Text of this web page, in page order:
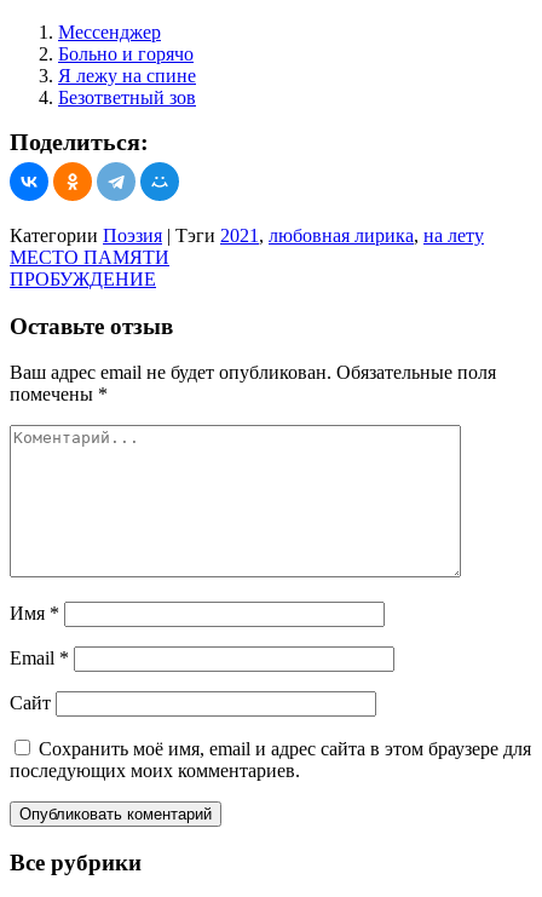
Мессенджер
Больно и горячо
Я лежу на спине
Безответный зов
Поделиться:
Категории Поэзия | Тэги 2021 , любовная лирика, на лету
Навигация
по
записям
МЕСТО ПАМЯТИ
ПРОБУЖДЕНИЕ
Оставьте отзыв
Ваш адрес email не будет опубликован. Обязательные поля
помечены *
Имя *
Email *
Сайт
Сохранить моё имя, email и адрес сайта в этом браузере для
последующих моих комментариев.
Все рубрики